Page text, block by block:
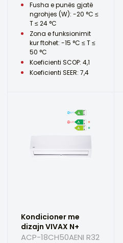
Fusha e punës gjatë
ngrohjes (W): -20 °C ≤
T ≤ 24 °C
Zona e funksionimit
kur ftohet: -15 °C ≤ T ≤
50 °C
Koeficienti SCOP: 4,1
Koeficienti SEER: 7,4
Kondicioner me
dizajn VIVAX N+
ACP-18CH50AENI R32